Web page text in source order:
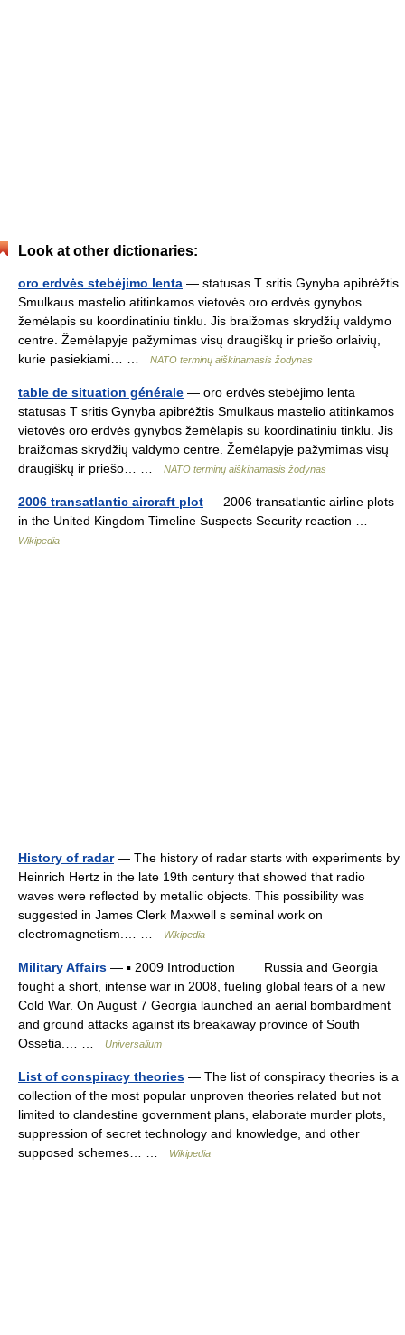
Look at other dictionaries:
oro erdvės stebėjimo lenta — statusas T sritis Gynyba apibrėžtis
Smulkaus mastelio atitinkamos vietovės oro erdvės gynybos
žemėlapis su koordinatiniu tinklu. Jis braižomas skrydžių valdymo
centre. Žemėlapyje pažymimas visų draugiškų ir priešo orlaivių,
kurie pasiekiami… …
NATO terminų aiškinamasis žodynas
table de situation générale — oro erdvės stebėjimo lenta
statusas T sritis Gynyba apibrėžtis Smulkaus mastelio atitinkamos
vietovės oro erdvės gynybos žemėlapis su koordinatiniu tinklu. Jis
braižomas skrydžių valdymo centre. Žemėlapyje pažymimas visų
draugiškų ir priešo… …
NATO terminų aiškinamasis žodynas
2006 transatlantic aircraft plot — 2006 transatlantic airline plots
in the United Kingdom Timeline Suspects Security reaction …
Wikipedia
History of radar— The history of radar starts with experiments by
Heinrich Hertz in the late 19th century that showed that radio
waves were reflected by metallic objects. This possibility was
suggested in James Clerk Maxwell s seminal work on
electromagnetism.… …
Wikipedia
Military Affairs — ▪ 2009 Introduction Russia and Georgia
fought a short, intense war in 2008, fueling global fears of a new
Cold War. On August 7 Georgia launched an aerial bombardment
and ground attacks against its breakaway province of South
Ossetia.… …
Universalium
List of conspiracy theories — The list of conspiracy theories is a
collection of the most popular unproven theories related but not
limited to clandestine government plans, elaborate murder plots,
suppression of secret technology and knowledge, and other
supposed schemes… …
Wikipedia